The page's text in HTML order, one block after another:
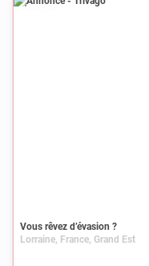
Annonce
Vous rêvez d’évasion ?
Lorraine, France, Grand Est